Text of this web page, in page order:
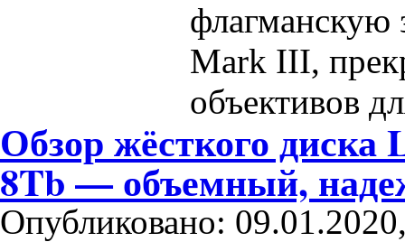
флагманскую
Mark III,
объективов
Обзор жёсткого
8Tb — объемный,
Опубликовано: